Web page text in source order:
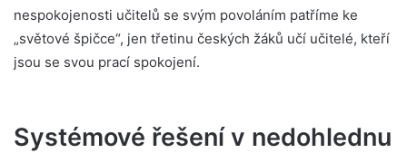
nespokojenosti učitelů se svým povoláním patříme ke
„světové špičce“, jen třetinu českých žáků učí učitelé, kteří
jsou se svou prací spokojení.
Systémové řešení v nedohlednu